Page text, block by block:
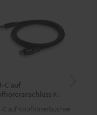
C auf
Kabel
C auf Kopfhörerbuchse